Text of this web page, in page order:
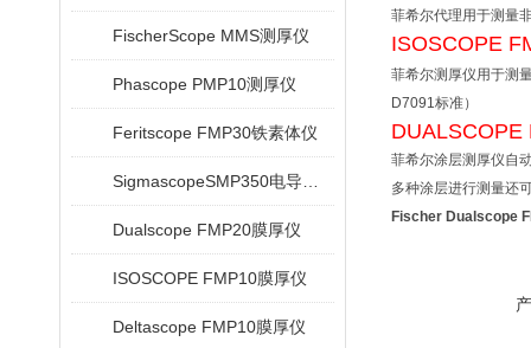
FischerScope MMS测厚仪
Phascope PMP10测厚仪
Feritscope FMP30铁素体仪
Dualscope FMP20膜厚仪
ISOSCOPE FMP10膜厚仪
Deltascope FMP10膜厚仪
菲希尔代理用于测量
ISOSCOPE
菲希尔测厚仪用于测
D7091标准）
DUALSCOPE
菲希尔涂层测厚仪自
多种涂层进行测量还
Fischer Dualscope